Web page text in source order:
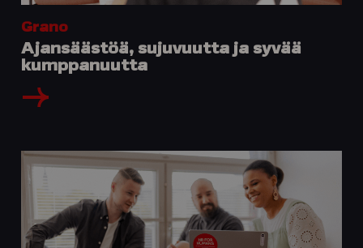
Grano
Ajansäästöä, sujuvuutta ja syvää
kumppanuutta